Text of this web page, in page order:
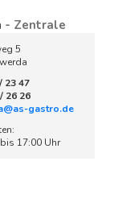
- Zentrale
5
23 47
26 26
gastro.de
17:00 Uhr